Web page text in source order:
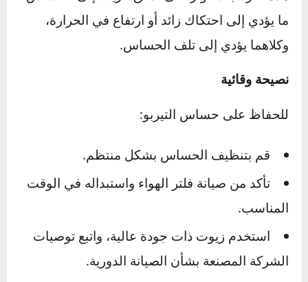
إلى نظام التيربو. في حال كان الفلتر متسخًا أو
تالفًا، ستزداد احتمالية وصول جزيئات صغيرة إلى
الوقت.
الزيوت الرديئة أو غير الموصى بها قد تتسبب في
ترسبات داخل أنابيب الزيت المرتبطة بنظام التيربو.
هذه الترسبات تؤثر على تدفق الزيت إلى الحساس،
ما يؤدي إلى احتكاك زائد أو ارتفاع في الحرارة،
وكلاهما يؤدي إلى تلف الحساس.